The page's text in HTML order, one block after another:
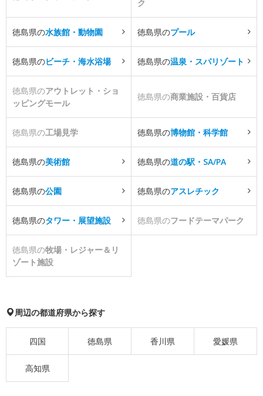
ク
徳島県の水族館・動物園 徳島県のプール
徳島県のビーチ・海水浴場 徳島県の温泉・スパリゾート
徳島県のアウトレット・ショ
ッピングモール
徳島県の商業施設・百貨店
徳島県の工場見学 徳島県の博物館・科学館
徳島県の美術館 徳島県の道の駅・SA/PA
徳島県の公園 徳島県のアスレチック
徳島県のタワー・展望施設 徳島県のフードテーマパーク
徳島県の牧場・レジャー＆リ
ゾート施設
周辺の都道府県から探す
四国 徳島県 香川県 愛媛県
高知県